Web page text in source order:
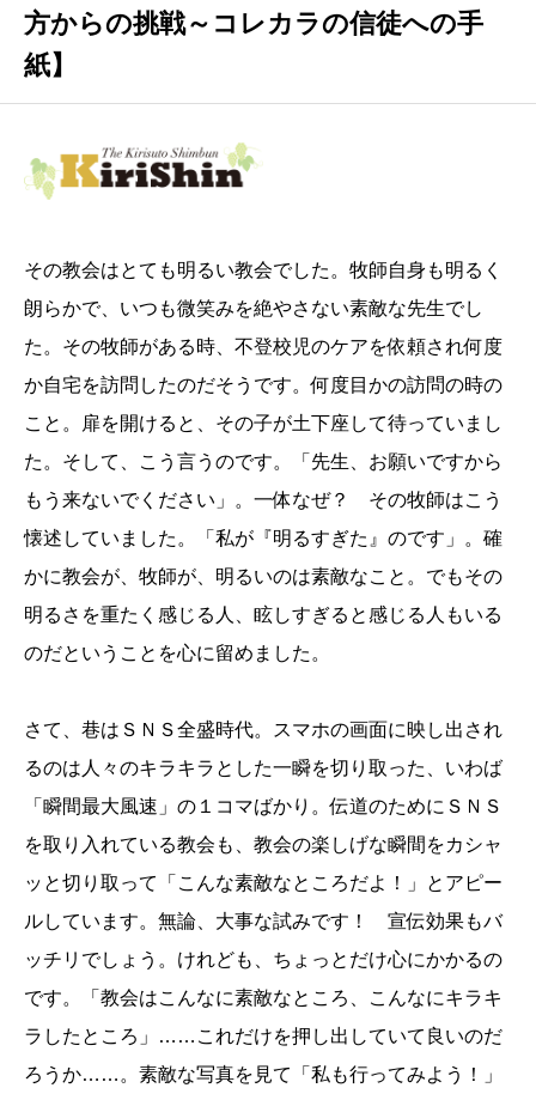
方からの挑戦～コレカラの信徒への手
紙】
その教会はとても明るい教会でした。牧師自身も明るく
朗らかで、いつも微笑みを絶やさない素敵な先生でし
た。その牧師がある時、不登校児のケアを依頼され何度
か自宅を訪問したのだそうです。何度目かの訪問の時の
こと。扉を開けると、その子が土下座して待っていまし
た。そして、こう言うのです。「先生、お願いですから
もう来ないでください」。一体なぜ？ その牧師はこう
懐述していました。「私が『明るすぎた』のです」。確
かに教会が、牧師が、明るいのは素敵なこと。でもその
明るさを重たく感じる人、眩しすぎると感じる人もいる
のだということを心に留めました。
さて、巷はＳＮＳ全盛時代。スマホの画面に映し出され
るのは人々のキラキラとした一瞬を切り取った、いわば
「瞬間最大風速」の１コマばかり。伝道のためにＳＮＳ
を取り入れている教会も、教会の楽しげな瞬間をカシャ
ッと切り取って「こんな素敵なところだよ！」とアピー
ルしています。無論、大事な試みです！ 宣伝効果もバ
ッチリでしょう。けれども、ちょっとだけ心にかかるの
です。「教会はこんなに素敵なところ、こんなにキラキ
ラしたところ」……これだけを押し出していて良いのだ
ろうか……。素敵な写真を見て「私も行ってみよう！」